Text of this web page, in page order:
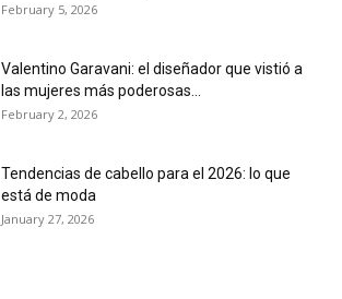
February 5, 2026
Valentino Garavani: el diseñador que vistió a
las mujeres más poderosas...
February 2, 2026
Tendencias de cabello para el 2026: lo que
está de moda
January 27, 2026